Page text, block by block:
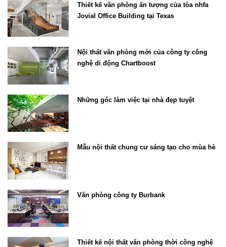
Thiết kế văn phòng ấn tượng của tòa nhfa
Jovial Office Building tại Texas
Nội thất văn phòng mới của công ty công
nghệ di động Chartboost
Những góc làm việc tại nhà đẹp tuyệt
Mẫu nội thất chung cư sáng tạo cho mùa hè
Văn phòng công ty Burbank
Thiết kế nội thất văn phòng thời công nghệ